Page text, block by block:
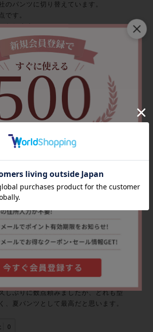
のパンツに切り替えています。
です。
たします。
0
購入確認済み
2026-08-02
手
厚手
ゆったり
い
す
文しました。タグを取ってしまい交換
く(笑)はいてみたところ、さすがに良
は涼しく、さっぱりしてとても心地良
タイルもカッコよく、お気に入りに。
その後また注文し直しました。そちら
しぶりに数点頼みましたが、どれも型
、夏パンツとして最高だと思います。
0